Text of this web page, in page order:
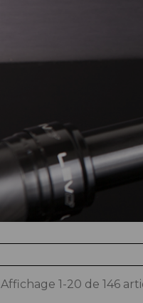
Affichage 1-20 de 146